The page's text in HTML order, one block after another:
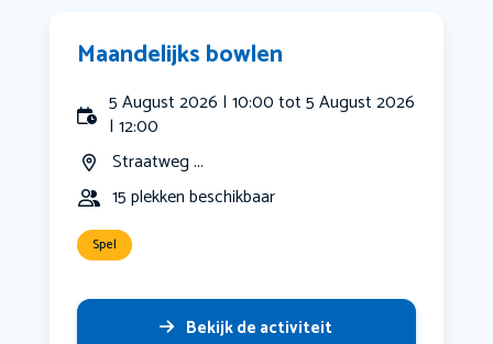
Maandelijks bowlen
5 August 2026 | 10:00 tot 5 August 2026
| 12:00
Straatweg ...
15 plekken beschikbaar
Spel
Bekijk de activiteit